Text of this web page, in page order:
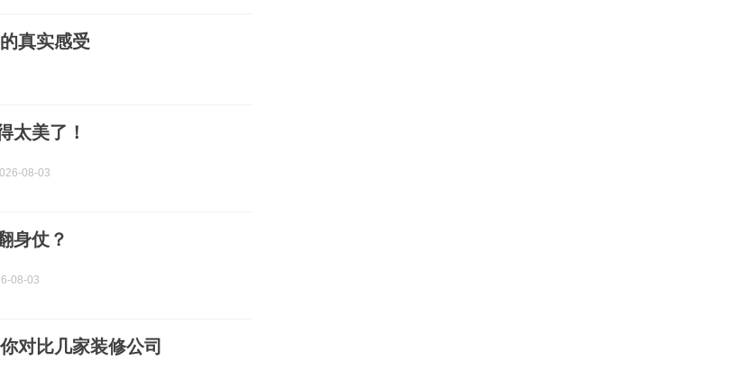
真实感受
太美了！
08-03
身仗？
08-03
对比几家装修公司